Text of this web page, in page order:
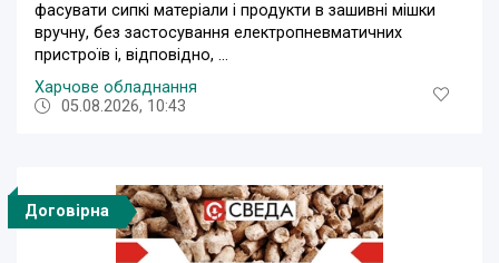
фасувати сипкі матеріали і продукти в зашивні мішки
вручну, без застосування електропневматичних
пристроїв і, відповідно, ...
Харчове обладнання
05.08.2026, 10:43
Договірна